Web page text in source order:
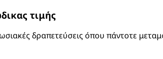
τιμής
δραπετεύσεις όπου πάντοτε